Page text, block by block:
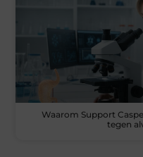
Waarom Support
tegen